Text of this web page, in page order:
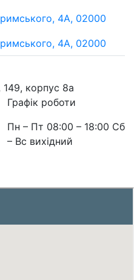
4А, 02000
4А, 02000
149, корпус 8а
Графік роботи
Пн – Пт 08:00 – 18:00 Сб
– Вс вихідний